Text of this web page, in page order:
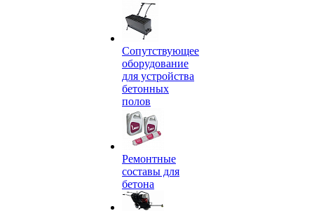
Сопутствующее
оборудование
для устройства
бетонных
полов
Ремонтные
составы для
бетона